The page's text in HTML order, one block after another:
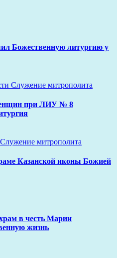
Божественную литургию у
Служение митрополита
при ЛИУ № 8
Служение митрополита
Казанской иконы Божией
в честь Марии
жизнь